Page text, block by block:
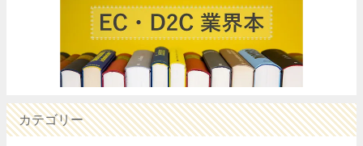
カテゴリー